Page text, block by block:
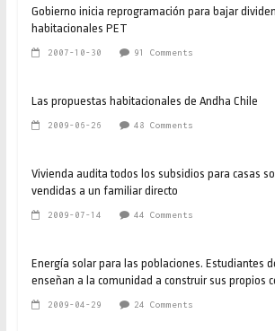
Gobierno inicia reprogramación para bajar
habitacionales PET
2007-10-30 91 Comments
Las propuestas habitacionales de Andha Chile
2009-06-26 48 Comments
Vivienda audita todos los subsidios para casas
vendidas a un familiar directo
2009-07-14 44 Comments
Energía solar para las poblaciones. Estudiantes
enseñan a la comunidad a construir sus propios
2009-04-29 24 Comments